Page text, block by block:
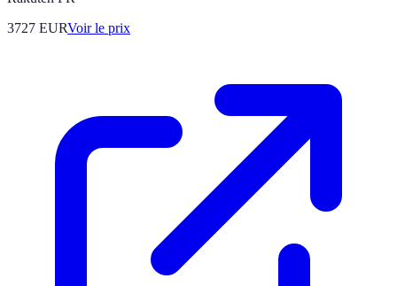
3727 EURVoir le prix